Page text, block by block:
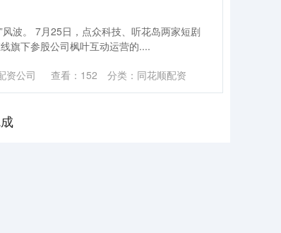
波。 7月25日，点众科技、听花岛两家短剧
旗下参股公司枫叶互动运营的....
资公司 查看： 152 分类： 同花顺配资